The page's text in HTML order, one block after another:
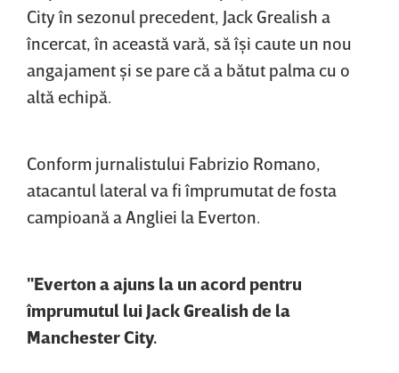
City în sezonul precedent, Jack Grealish a
încercat, în această vară, să îşi caute un nou
angajament şi se pare că a bătut palma cu o
altă echipă.
Conform jurnalistului Fabrizio Romano,
atacantul lateral va fi împrumutat de fosta
campioană a Angliei la Everton.
"Everton a ajuns la un acord pentru
împrumutul lui Jack Grealish de la
Manchester City.